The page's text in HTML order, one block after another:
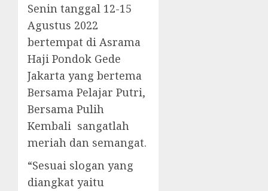
Senin tanggal 12-15
Agustus 2022
bertempat di Asrama
Haji Pondok Gede
Jakarta yang bertema
Bersama Pelajar Putri,
Bersama Pulih
Kembali sangatlah
meriah dan semangat.
“Sesuai slogan yang
diangkat yaitu